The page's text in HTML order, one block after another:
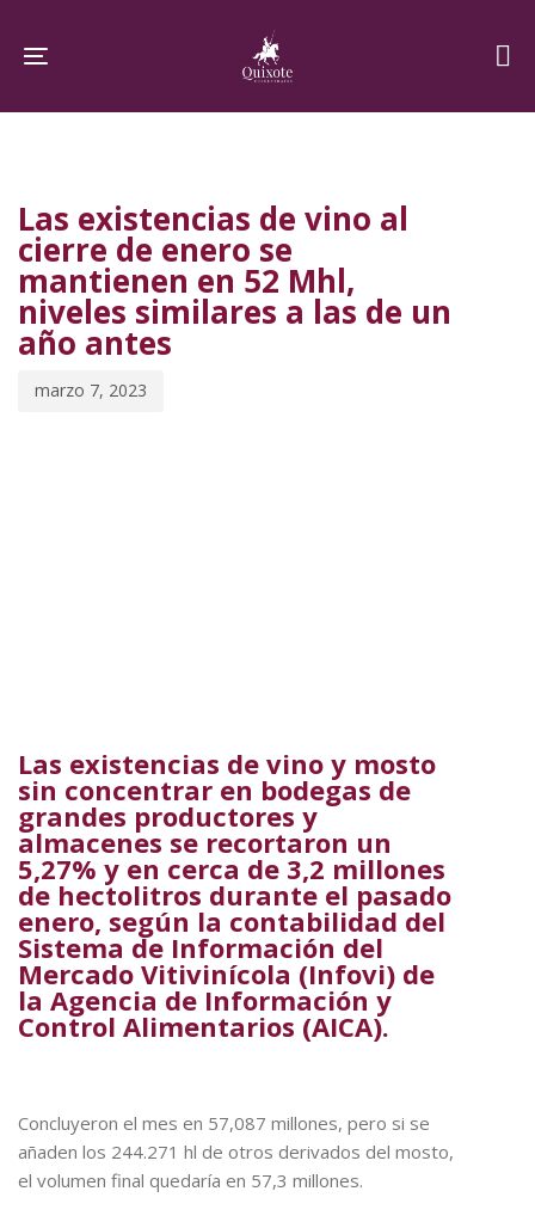
links
content
Toggle navigation
Las existencias de vino al
cierre de enero se
mantienen en 52 Mhl,
niveles similares a las de un
año antes
marzo 7, 2023
Las existencias de vino y mosto
sin concentrar en bodegas de
grandes productores y
almacenes se recortaron un
5,27% y en cerca de 3,2 millones
de hectolitros durante el pasado
enero, según la contabilidad del
Sistema de Información del
Mercado Vitivinícola (Infovi) de
la Agencia de Información y
Control Alimentarios (AICA).
Concluyeron el mes en 57,087 millones, pero si se
añaden los 244.271 hl de otros derivados del mosto,
el volumen final quedaría en 57,3 millones.